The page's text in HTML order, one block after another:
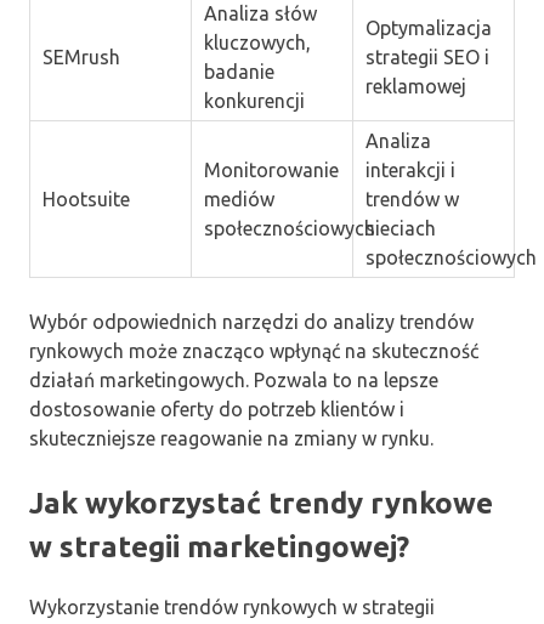
SEMrush
Analiza słów
kluczowych,
badanie
konkurencji
Optymalizacja
strategii SEO i
reklamowej
Hootsuite
Monitorowanie
mediów
społecznościowych
Analiza
interakcji i
trendów w
sieciach
społecznościowych
Wybór odpowiednich narzędzi do analizy trendów
rynkowych może znacząco wpłynąć na skuteczność
działań marketingowych. Pozwala to na lepsze
dostosowanie oferty do potrzeb klientów i
skuteczniejsze reagowanie na zmiany w rynku.
Jak wykorzystać trendy rynkowe
w strategii marketingowej?
Wykorzystanie trendów rynkowych w strategii